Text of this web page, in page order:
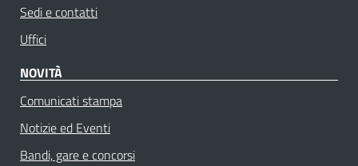
Sedi e contatti
Uffici
NOVITÀ
Comunicati stampa
Notizie ed Eventi
Bandi, gare e concorsi